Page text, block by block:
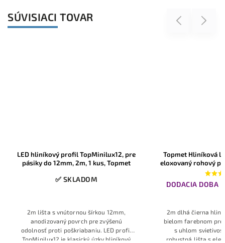
SÚVISIACI TOVAR Previous
Topmet Hliníková lišta Corner Čierna,
eloxovaný rohový profil pre LED pásiky
DODACIA DOBA DO 10 PRAC. DNÍ
2m dlhá čierna hliníková lišta Corner v
bielom farebnom prevedení, rohová lišta
s uhlom svietivosti 30° alebo 60°,
robustná lišta s elegantným vzhľadom
MasterLED
sadrokartónu
✅
2m dlhá
LEDpásiky so šírkou
zapustenú montáž
Obsahujekryt a
Next